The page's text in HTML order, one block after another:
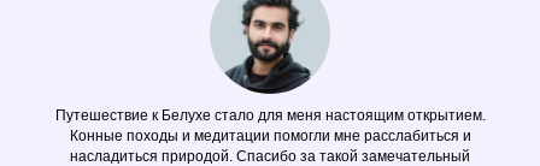
Путешествие к Белухе стало для меня настоящим открытием.
Конные походы и медитации помогли мне расслабиться и
насладиться природой. Спасибо за такой замечательный